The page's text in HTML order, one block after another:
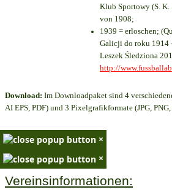
Klub Sportowy (S. K.
von 1908;
1939 = erloschen;
Galicji do roku 1914
Leszek Śledziona
http://
Download: Im Downloadpaket sind 4
AI EPS, PDF) und 3 Pixelgrafikformate (JPG,
×
×
Vereinsinformationen: